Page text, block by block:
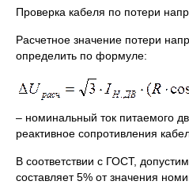
Проверка кабеля по потери
Расчетное значение потери
определить по формуле:
– номинальный ток питаемого
реактивное сопротивления
В соответствии с ГОСТ,
составляет 5% от значения